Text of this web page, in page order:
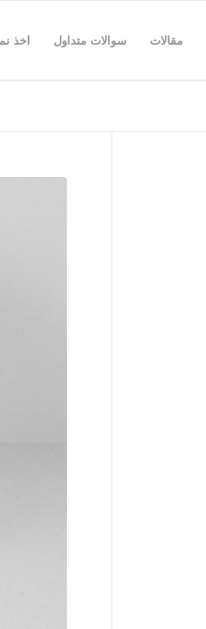
مقالات سوالات متداول اخذ